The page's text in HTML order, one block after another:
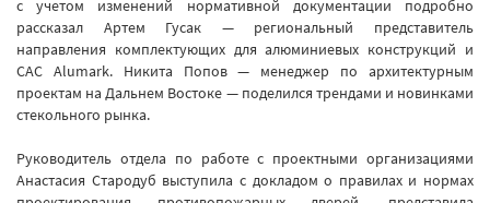
с учетом изменений нормативной документации подробно
рассказал Артем Гусак — региональный представитель
направления комплектующих для алюминиевых конструкций и
CAC Alumark. Никита Попов — менеджер по архитектурным
проектам на Дальнем Востоке — поделился трендами и новинками
стекольного рынка.
Руководитель отдела по работе с проектными организациями
Анастасия Стародуб выступила с докладом о правилах и нормах